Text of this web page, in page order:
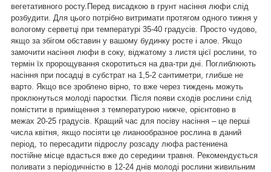
вегетативного росту.Перед висадкою в грунт насіння люфи слід
розбудити. Для цього потрібно витримати протягом одного тижня у
вологому серветці при температурі 35-40 градусів. Просто чудово,
якщо за збігом обставин у вашому будинку росте і алое. Якщо
замочити насіння люфи в соку, віджатому з листя цієї рослини, то
термін їх пророщування скоротиться на два-три дні. Поглиблюють
насіння при посадці в субстрат на 1,5-2 сантиметри, глибше не
варто. Якщо все зроблено вірно, то вже через тиждень можуть
проклюнуться молоді паростки. Після появи сходів рослини слід
помістити в приміщення з температурою нижче, орієнтовно в
межах 20-25 градусів. Кращий час для посіву насіння – це перші
числа квітня, якщо посіяти це лианообразное рослина в даний
період, то пересадити підрослу розсаду люфа растениена
постійне місце вдасться вже до середини травня. Рекомендується
поливати з періодичністю в 12-24 днів молоді рослини живильним